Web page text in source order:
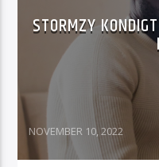
STORMZY
NOVEMBER 10, 2022